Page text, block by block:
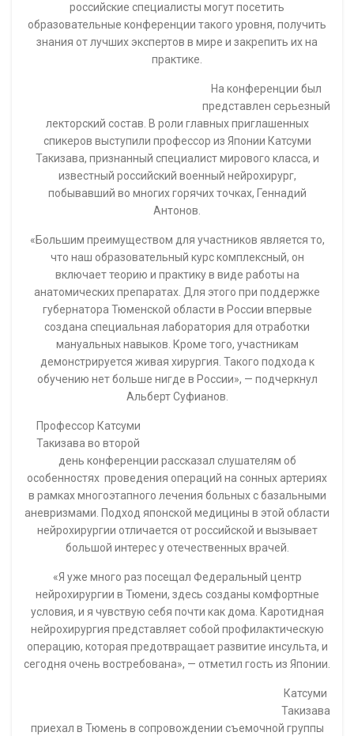
российские специалисты могут посетить
образовательные конференции такого уровня, получить
знания от лучших экспертов в мире и закрепить их на
практике.
На конференции был
представлен серьезный
лекторский состав. В роли главных приглашенных
спикеров выступили профессор из Японии Катсуми
Такизава, признанный специалист мирового класса, и
известный российский военный нейрохирург,
побывавший во многих горячих точках, Геннадий
Антонов.
«Большим преимуществом для участников является то,
что наш образовательный курс комплексный, он
включает теорию и практику в виде работы на
анатомических препаратах. Для этого при поддержке
губернатора Тюменской области в России впервые
создана специальная лаборатория для отработки
мануальных навыков. Кроме того, участникам
демонстрируется живая хирургия. Такого подхода к
обучению нет больше нигде в России», — подчеркнул
Альберт Суфианов.
Профессор Катсуми
Такизава во второй
день конференции рассказал слушателям об
особенностях проведения операций на сонных артериях
в рамках многоэтапного лечения больных с базальными
аневризмами. Подход японской медицины в этой области
нейрохирургии отличается от российской и вызывает
большой интерес у отечественных врачей.
«Я уже много раз посещал Федеральный центр
нейрохирургии в Тюмени, здесь созданы комфортные
условия, и я чувствую себя почти как дома. Каротидная
нейрохирургия представляет собой профилактическую
операцию, которая предотвращает развитие инсульта, и
сегодня очень востребована», — отметил гость из Японии.
Катсуми
Такизава
приехал в Тюмень в сопровождении съемочной группы